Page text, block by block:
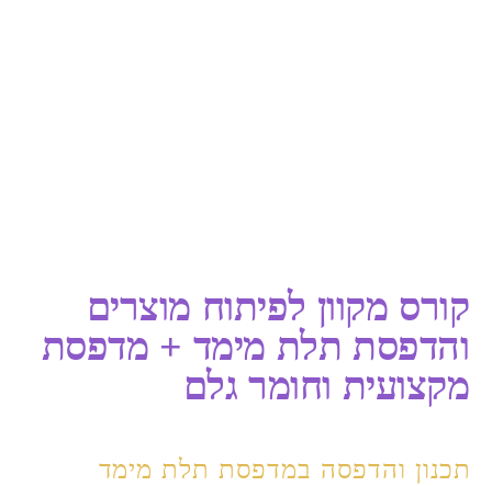
קורס מקוון לפיתוח מוצרים
והדפסת תלת מימד + מדפסת
מקצועית וחומר גלם
תכנון והדפסה במדפסת תלת מימד